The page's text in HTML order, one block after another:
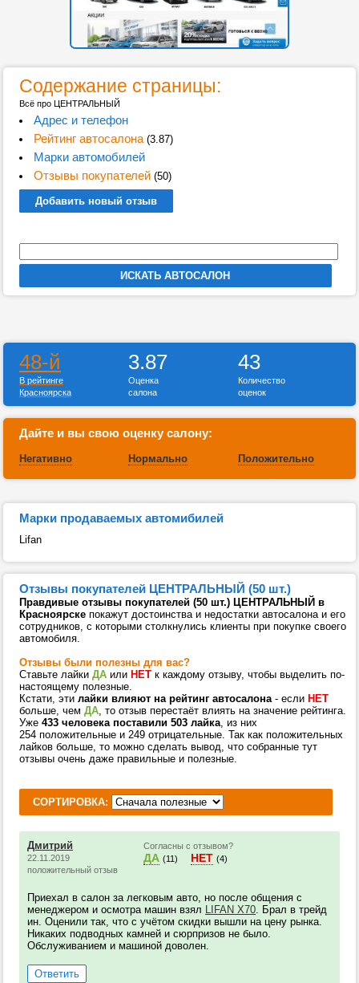
Содержание страницы:
Всё про ЦЕНТРАЛЬНЫЙ
Адрес и телефон
Рейтинг автосалона(3.87)
Марки автомобилей
Отзывы покупателей(50)
Добавить новый отзыв
48-й
В рейтинге
Красноярска
3.87
Оценка
салона
43
Количество
оценок
Дайте и вы свою оценку салону:
Негативно Нормально Положительно
Марки продаваемых автомибилей
Lifan
Отзывы покупателей ЦЕНТРАЛЬНЫЙ (50 шт.)
Правдивые отзывы покупателей (50 шт.) ЦЕНТРАЛЬНЫЙ в
Красноярске покажут достоинства и недостатки автосалона и его
сотрудников, с которыми столкнулись клиенты при покупке своего
автомобиля.
Отзывы были полезны для вас?
Ставьте лайки ДА или НЕТ к каждому отзыву, чтобы выделить по-
настоящему полезные.
Кстати, эти лайки влияют на рейтинг автосалона- если НЕТ
больше, чем ДА, то отзыв перестаёт влиять на значение рейтинга.
Уже 433 человека поставили 503 лайка, из них
254 положительные и 249 отрицательные. Так как положительных
лайков больше, то можно сделать вывод, что собранные тут
отзывы очень даже правильные и полезные.
СОРТИРОВКА:
Дмитрий
22.11.2019
положительный отзыв
Согласны с отзывом?
ДА (11) НЕТ (4)
Приехал в салон за легковым авто, но после общения с
менеджером и осмотра машин взял LIFAN X70. Брал в трейд
ин. Оценили так, что с учётом скидки вышли на цену рынка.
Никаких подводных камней и сюрпризов не было.
Обслуживанием и машиной доволен.
Ответить